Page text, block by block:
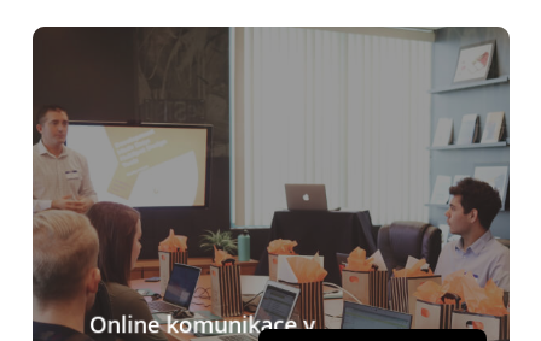
Online komunikace vEnglish
简体中文
한국어